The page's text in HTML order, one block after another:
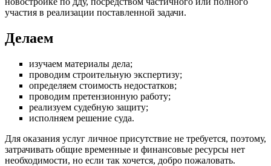
участия в реализации поставленной задачи.
Делаем
изучаем материалы дела;
проводим строительную экспертизу;
определяем стоимость недостатков;
проводим претензионную работу;
реализуем судебную защиту;
исполняем решение суда.
Для оказания услуг личное присутствие не требуется, поэтому,
затрачивать общие временные и финансовые ресурсы нет
необходимости, но если так хочется, добро пожаловать.